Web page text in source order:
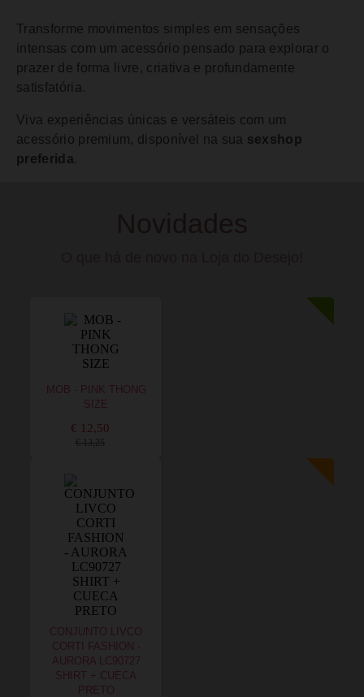
Transforme movimentos simples em sensações
intensas com um acessório pensado para explorar o
prazer de forma livre, criativa e profundamente
satisfatória.
Viva experiências únicas e versáteis com um
acessório premium, disponível na sua sexshop
preferida.
MOB - PINK THONG
SIZE
€ 12,50
€ 13,25
CONJUNTO LIVCO
CORTI FASHION -
AURORA LC90727
SHIRT + CUECA
PRETO